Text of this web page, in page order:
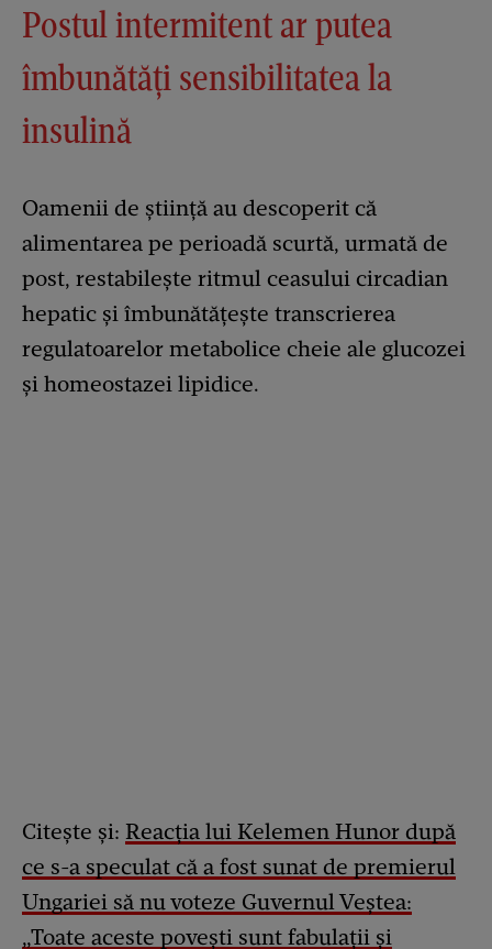
Postul intermitent ar putea
îmbunătăți sensibilitatea la
insulină
Oamenii de știință au descoperit că
alimentarea pe perioadă scurtă, urmată de
post, restabilește ritmul ceasului circadian
hepatic și îmbunătățește transcrierea
regulatoarelor metabolice cheie ale glucozei
și homeostazei lipidice.
Citește și: Reacția lui Kelemen Hunor după
ce s-a speculat că a fost sunat de premierul
Ungariei să nu voteze Guvernul Veştea:
„Toate aceste poveşti sunt fabulaţii şi